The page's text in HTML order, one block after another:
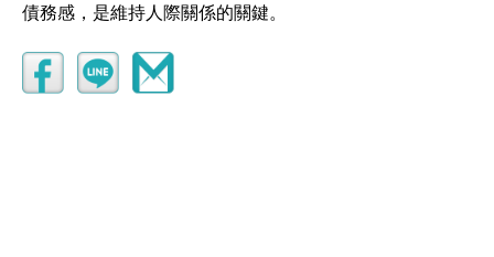
債務感，是維持人際關係的關鍵。